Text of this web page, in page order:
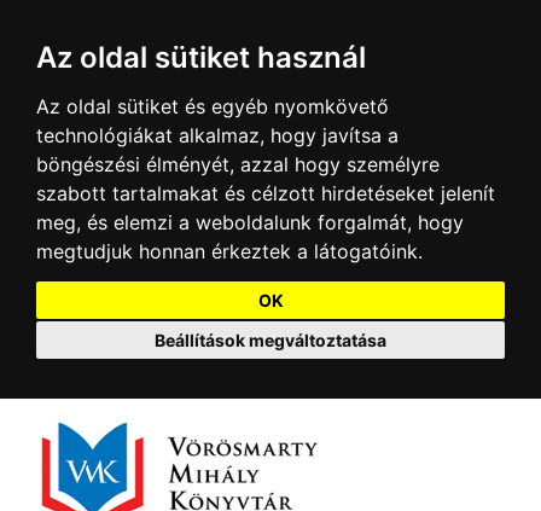
Az oldal sütiket használ
Az oldal sütiket és egyéb nyomkövető
technológiákat alkalmaz, hogy javítsa a
böngészési élményét, azzal hogy személyre
szabott tartalmakat és célzott hirdetéseket jelenít
meg, és elemzi a weboldalunk forgalmát, hogy
megtudjuk honnan érkeztek a látogatóink.
OK
Beállítások megváltoztatása